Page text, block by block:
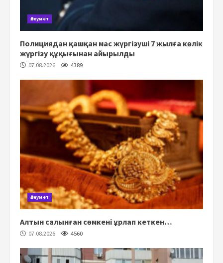
Әлеумет
Полициядан қашқан мас жүргізуші 7 жылға көлік
жүргізу құқығынан айырылды
07.08.2026 4389
Әлеумет
Алтын салынған сөмкені ұрлап кеткен…
07.08.2026 4560